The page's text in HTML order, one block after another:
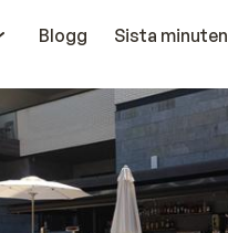
Blogg Sista minuten